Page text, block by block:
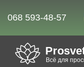
068 593-48-57
Всё для